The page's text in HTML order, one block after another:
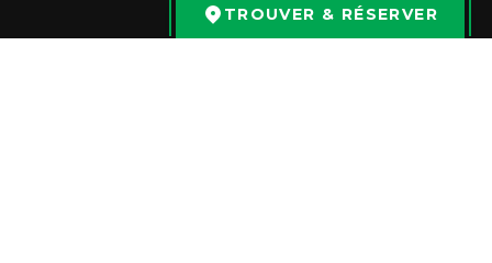
TROUVER & RÉSERVER